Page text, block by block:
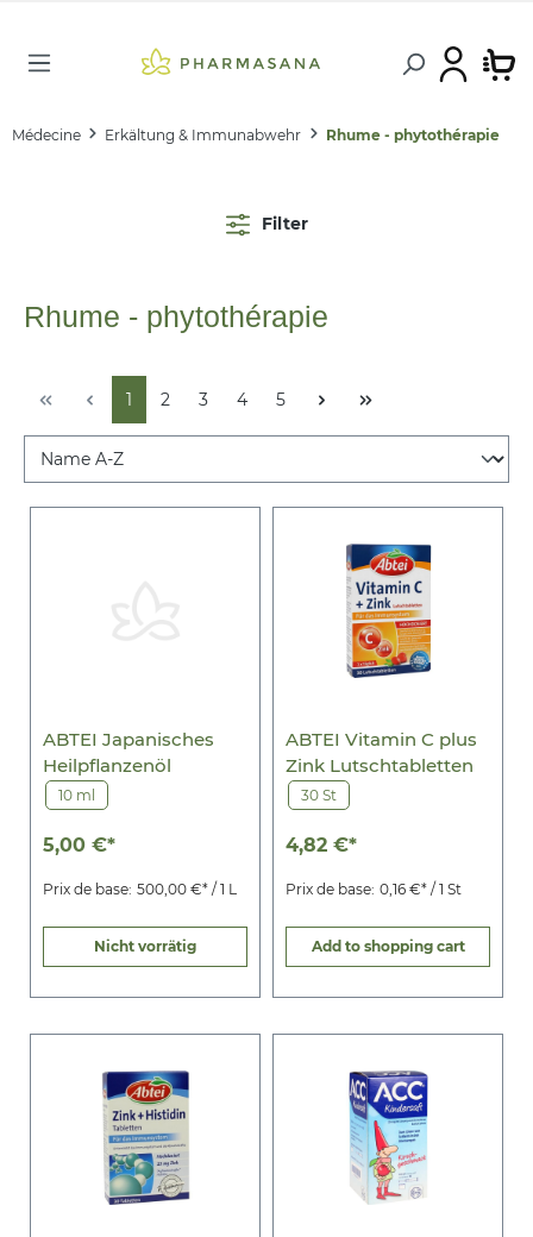
Médecine Erkältung & Immunabwehr Rhume - phytothérapie
Filter
Rhume - phytothérapie
1 2 3 4 5
ABTEI Japanisches
Heilpflanzenöl
10 ml
5,00 €*
Prix de base: 500,00 €* / 1 L
Nicht vorrätig
ABTEI Vitamin C plus
Zink Lutschtabletten
30 St
4,82 €*
Prix de base: 0,16 €* / 1 St
Add to shopping cart